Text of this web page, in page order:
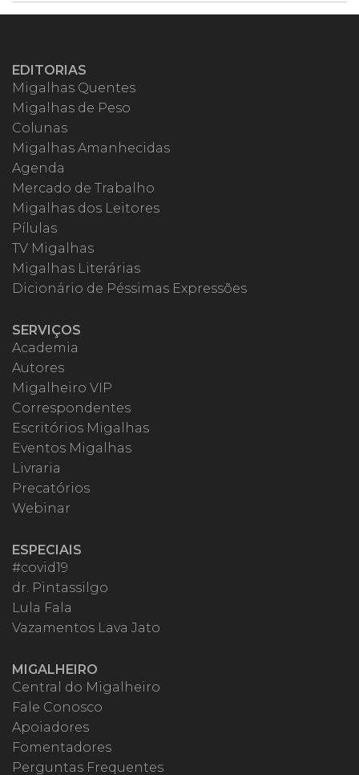
EDITORIAS
Migalhas Quentes
Migalhas de Peso
Colunas
Migalhas Amanhecidas
Agenda
Mercado de Trabalho
Migalhas dos Leitores
Pílulas
TV Migalhas
Migalhas Literárias
Dicionário de Péssimas Expressões
SERVIÇOS
Academia
Autores
Migalheiro VIP
Correspondentes
Escritórios Migalhas
Eventos Migalhas
Livraria
Precatórios
Webinar
ESPECIAIS
#covid19
dr. Pintassilgo
Lula Fala
Vazamentos Lava Jato
MIGALHEIRO
Central do Migalheiro
Fale Conosco
Apoiadores
Fomentadores
Perguntas Frequentes